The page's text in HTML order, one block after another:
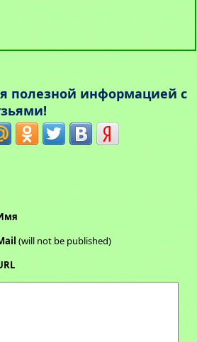
полезной информацией с
(will not be published)